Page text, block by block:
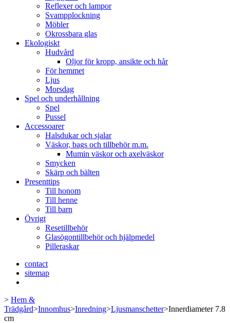
Reflexer och lampor
Svampplockning
Möbler
Okrossbara glas
Ekologiskt
Hudvård
Oljor för kropp, ansikte och hår
För hemmet
Ljus
Morsdag
Spel och underhållning
Spel
Pussel
Accessoarer
Halsdukar och sjalar
Väskor, bags och tillbehör m.m.
Mumin väskor och axelväskor
Smycken
Skärp och bälten
Presenttips
Till honom
Till henne
Till barn
Övrigt
Resetillbehör
Glasögontillbehör och hjälpmedel
Pilleraskar
contact
sitemap
> Hem &
Trädgård>Innomhus>Inredning>Ljusmanschetter>Innerdiameter 7.8
cm